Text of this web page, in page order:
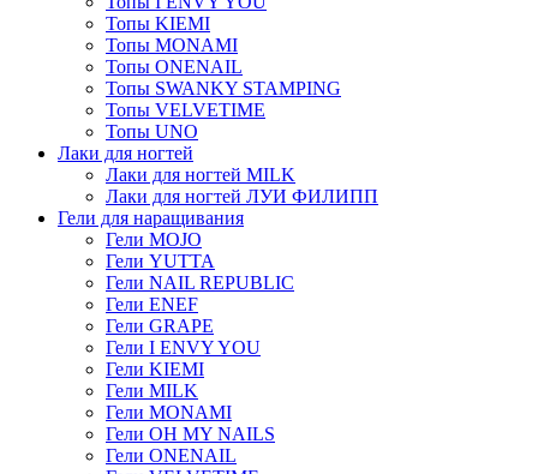
Топы KIEMI
Топы MONAMI
Топы ONENAIL
Топы SWANKY STAMPING
Топы VELVETIME
Топы UNO
Лаки для ногтей
Лаки для ногтей MILK
Лаки для ногтей ЛУИ ФИЛИПП
Гели для наращивания
Гели MOJO
Гели YUTTA
Гели NAIL REPUBLIC
Гели ENEF
Гели GRAPE
Гели I ENVY YOU
Гели KIEMI
Гели MILK
Гели MONAMI
Гели OH MY NAILS
Гели ONENAIL